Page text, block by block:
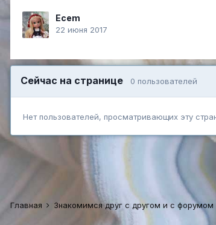
Ecem
22 июня 2017
Сейчас на странице 0 пользователей
Нет пользователей, просматривающих эту
Главная Знакомимся друг с другом и с форумом